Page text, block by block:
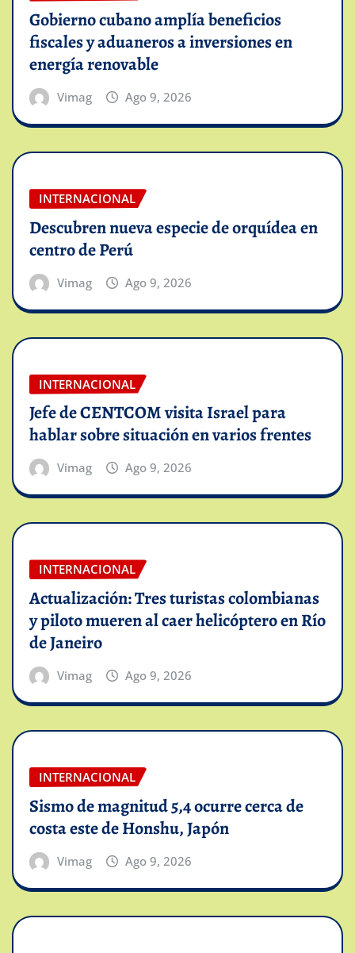
Gobierno cubano amplía beneficios
fiscales y aduaneros a inversiones en
energía renovable
Vimag Ago 9, 2026
INTERNACIONAL
Descubren nueva especie de orquídea en
centro de Perú
Vimag Ago 9, 2026
INTERNACIONAL
Jefe de CENTCOM visita Israel para
hablar sobre situación en varios frentes
Vimag Ago 9, 2026
INTERNACIONAL
Actualización: Tres turistas colombianas
y piloto mueren al caer helicóptero en Río
de Janeiro
Vimag Ago 9, 2026
INTERNACIONAL
Sismo de magnitud 5,4 ocurre cerca de
costa este de Honshu, Japón
Vimag Ago 9, 2026